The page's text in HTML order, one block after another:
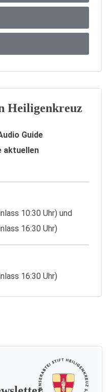
Heiligenkreuz
Guide
aktuellen
10:30 Uhr) und
16:30 Uhr)
16:30 Uhr)